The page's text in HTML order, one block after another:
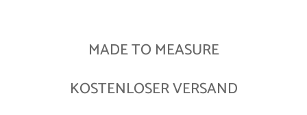
MADE TO MEASURE
KOSTENLOSER VERSAND